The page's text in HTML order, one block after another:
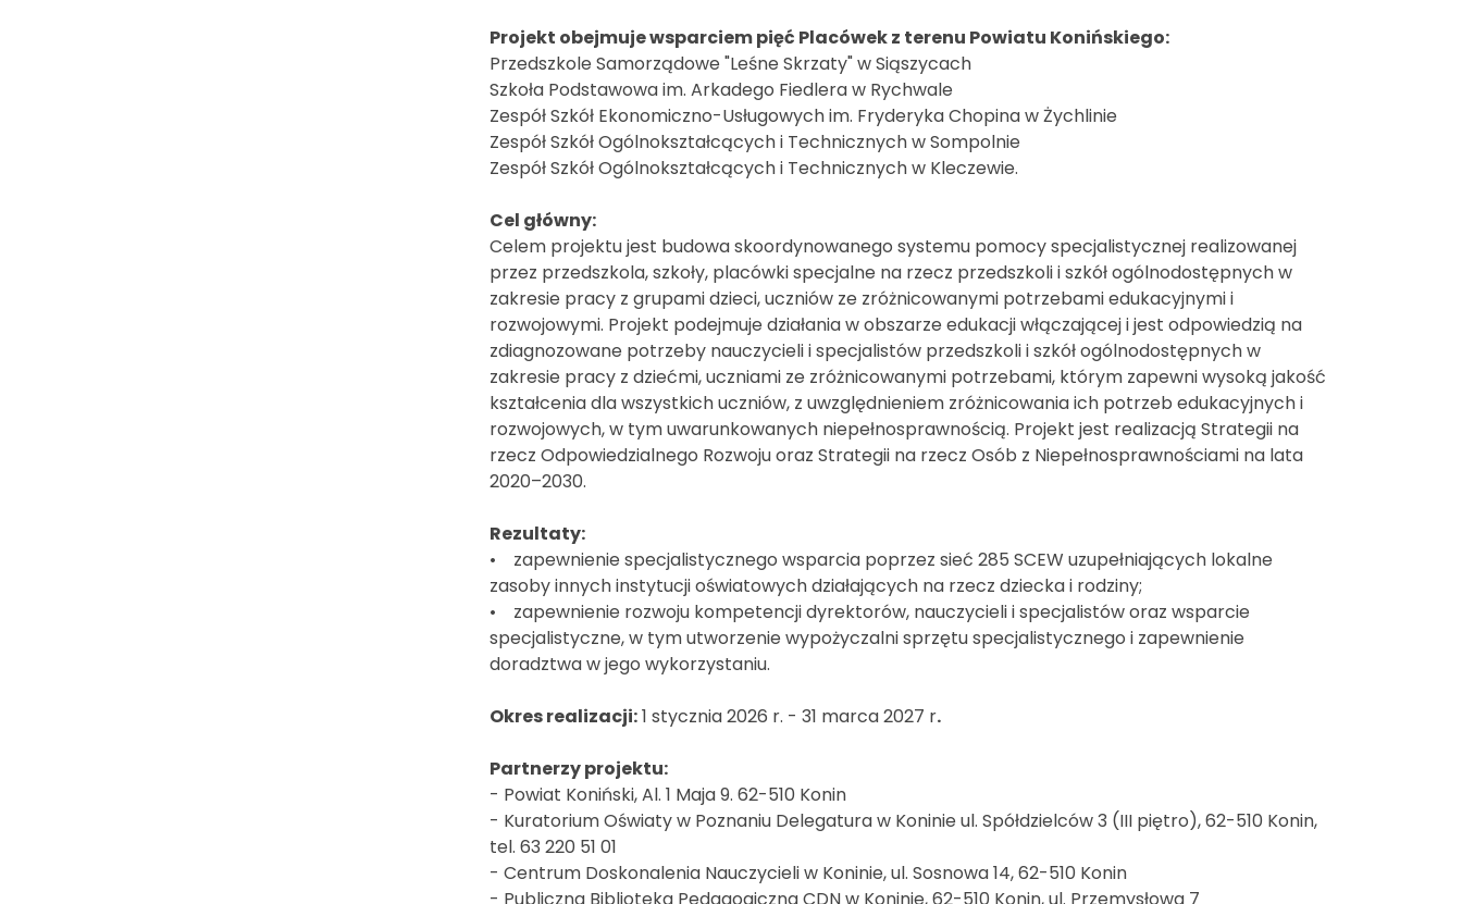
Projekt obejmuje wsparciem pięć Placówek z terenu Powiatu Konińskiego:
Przedszkole Samorządowe "Leśne Skrzaty" w Siąszycach
Szkoła Podstawowa im. Arkadego Fiedlera w Rychwale
Zespół Szkół Ekonomiczno-Usługowych im. Fryderyka Chopina w Żychlinie
Zespół Szkół Ogólnokształcących i Technicznych w Sompolnie
Zespół Szkół Ogólnokształcących i Technicznych w Kleczewie.
Cel główny:
Celem projektu jest budowa skoordynowanego systemu pomocy specjalistycznej realizowanej
przez przedszkola, szkoły, placówki specjalne na rzecz przedszkoli i szkół ogólnodostępnych w
zakresie pracy z grupami dzieci, uczniów ze zróżnicowanymi potrzebami edukacyjnymi i
rozwojowymi. Projekt podejmuje działania w obszarze edukacji włączającej i jest odpowiedzią na
zdiagnozowane potrzeby nauczycieli i specjalistów przedszkoli i szkół ogólnodostępnych w
zakresie pracy z dziećmi, uczniami ze zróżnicowanymi potrzebami, którym zapewni wysoką jakość
kształcenia dla wszystkich uczniów, z uwzględnieniem zróżnicowania ich potrzeb edukacyjnych i
rozwojowych, w tym uwarunkowanych niepełnosprawnością. Projekt jest realizacją Strategii na
rzecz Odpowiedzialnego Rozwoju oraz Strategii na rzecz Osób z Niepełnosprawnościami na lata
2020–2030.
Rezultaty:
• zapewnienie specjalistycznego wsparcia poprzez sieć 285 SCEW uzupełniających lokalne
zasoby innych instytucji oświatowych działających na rzecz dziecka i rodziny;
• zapewnienie rozwoju kompetencji dyrektorów, nauczycieli i specjalistów oraz wsparcie
specjalistyczne, w tym utworzenie wypożyczalni sprzętu specjalistycznego i zapewnienie
doradztwa w jego wykorzystaniu.
Okres realizacji:1 stycznia 2026 r. - 31 marca 2027 r.
Partnerzy projektu:
- Powiat Koniński, Al. 1 Maja 9. 62-510 Konin
- Kuratorium Oświaty w Poznaniu Delegatura w Koninie ul. Spółdzielców 3 (III piętro), 62-510 Konin,
tel. 63 220 51 01
- Centrum Doskonalenia Nauczycieli w Koninie, ul. Sosnowa 14, 62-510 Konin